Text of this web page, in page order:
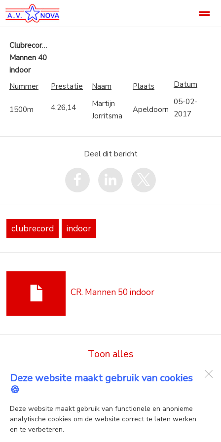
Welkom
Deze website maakt gebruik van cookies
🍪
Deze website maakt gebruik van functionele en anonieme
analytische cookies om de website correct te laten werken
en te verbeteren.
Clubrecords
Mannen 40
indoor
Nummer
Prestatie Naam Plaats Datum
1500m 4.26,14
Martijn
Jorritsma
Apeldoorn
05-02-
2017
Deel dit bericht
clubrecord indoor
CR. Mannen 50 indoor
Toon alles
1749 XK Warmenhuizen